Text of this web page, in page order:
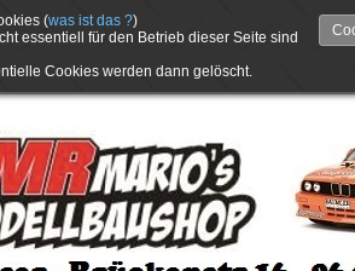
(was ist das ?)
essentiell für den Betrieb dieser Seite sind
Cookies werden dann gelöscht.